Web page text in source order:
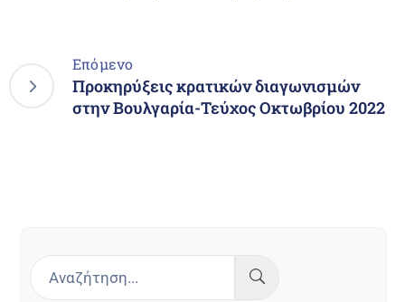
Επόμενο
Προκηρύξεις κρατικών διαγωνισμών
στην Βουλγαρία-Τεύχος Οκτωβρίου 2022